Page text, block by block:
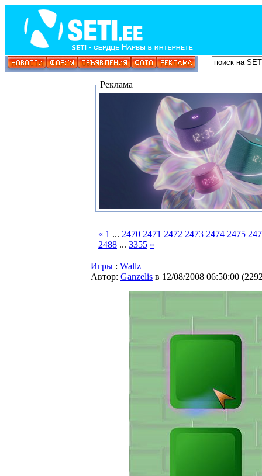
Реклама
« 1 ... 2470 2471 2472 2473 2474 2475
2488 ... 3355 »
Игры : Wallz
Автор: Ganzelis в 12/08/2008 06:50:00 (